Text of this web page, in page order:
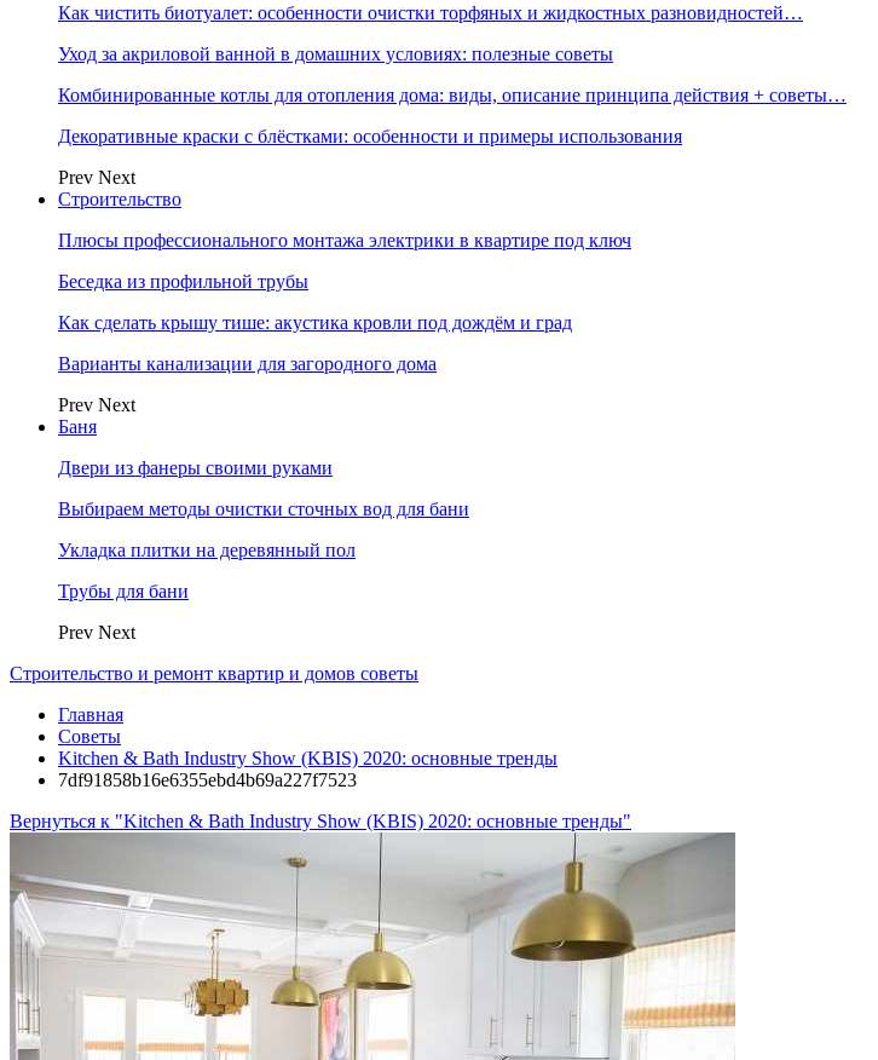
Как чистить биотуалет: особенности очистки торфяных и жидкостных разновидностей…
Уход за акриловой ванной в домашних условиях: полезные советы
Комбинированные котлы для отопления дома: виды, описание принципа действия + советы…
Декоративные краски с блёстками: особенности и примеры использования
Prev Next
Строительство
Плюсы профессионального монтажа электрики в квартире под ключ
Беседка из профильной трубы
Как сделать крышу тише: акустика кровли под дождём и град
Варианты канализации для загородного дома
Prev Next
Баня
Двери из фанеры своими руками
Выбираем методы очистки сточных вод для бани
Укладка плитки на деревянный пол
Трубы для бани
Prev Next
Строительство и ремонт квартир и домов советы
Главная
Советы
Kitchen & Bath Industry Show (KBIS) 2020: основные тренды
7df91858b16e6355ebd4b69a227f7523
Вернуться к "Kitchen & Bath Industry Show (KBIS) 2020: основные тренды"